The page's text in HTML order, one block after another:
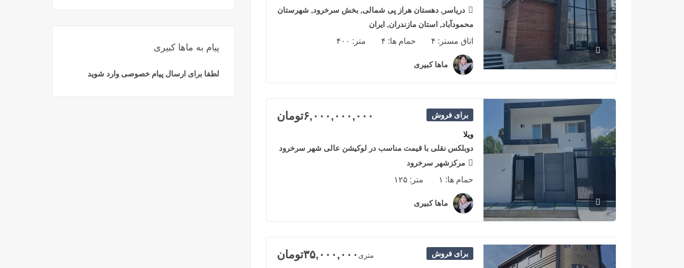
دریاسر, دهستان هراز پی شمالی, بخش سرخرود, شهرستان
محمودآباد, استان مازندران, ایران
اتاق مستر: ۴ حمام ها: ۴ متر: ۴۰۰
ماها کبیری
برای فروش ۶,۰۰۰,۰۰۰,۰۰۰تومان
ویلا
دوبلکس نقلی با قیمت مناسب در لوکیشن عالی شهر سرخرود
مرکزشهر سرخرود
حمام ها: ۱ متر: ۱۲۵
ماها کبیری
برای فروش متری ۳۵,۰۰۰,۰۰۰تومان
پیام به ماها کبیری
لطفا برای ارسال پیام خصوصی وارد شوید